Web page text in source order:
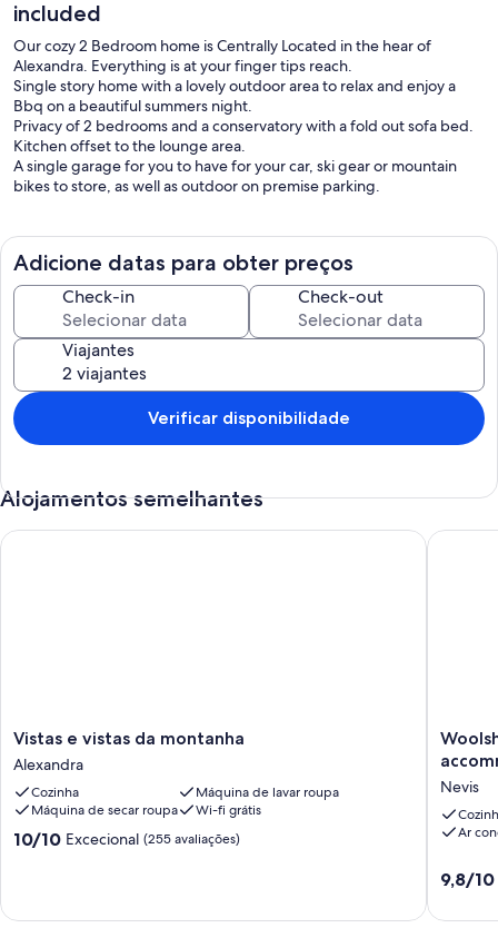
included
Our cozy 2 Bedroom home is Centrally Located in the hear of
Alexandra. Everything is at your finger tips reach.
Single story home with a lovely outdoor area to relax and enjoy a
Bbq on a beautiful summers night.
Privacy of 2 bedrooms and a conservatory with a fold out sofa bed.
Kitchen offset to the lounge area.
A single garage for you to have for your car, ski gear or mountain
bikes to store, as well as outdoor on premise parking.
Adicione datas para obter preços
Check-in Check-out
Viajantes
Verificar disponibilidade
Alojamentos semelhantes
Vistas
e
vistas
da
montanha
Alexandra
Vistas e vistas da montanha
Alexandra
Cozinha
Máquina de lavar roupa
Máquina de secar roupa
Wi-fi grátis
Pontuação
um
10/10 Excecional (255 avaliações)
Vistas e vistas da montanha
4
Nevis
Ar
9.8
9,8/10